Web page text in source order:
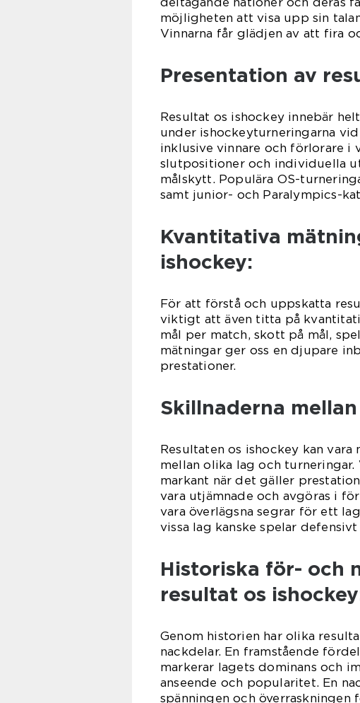
möjligheten att visa upp sin
Vinnarna får glädjen av att fira
Presentation av
Resultat os ishockey innebär
under ishockeyturneringarna
inklusive vinnare och förlorare i
slutpositioner och individuella
målskytt. Populära OS-
samt junior- och Paralympics-
Kvantitativa
ishockey:
För att förstå och uppskatta
viktigt att även titta på
mål per match, skott på mål,
mätningar ger oss en djupare
prestationer.
Skillnaderna
Resultaten os ishockey kan
mellan olika lag och
markant när det gäller
vara utjämnade och avgöras i
vara överlägsna segrar för ett
vissa lag kanske spelar
Historiska för- och
resultat os
Genom historien har olika
nackdelar. En framstående
markerar lagets dominans och
anseende och popularitet. En
spänningen och överraskningen